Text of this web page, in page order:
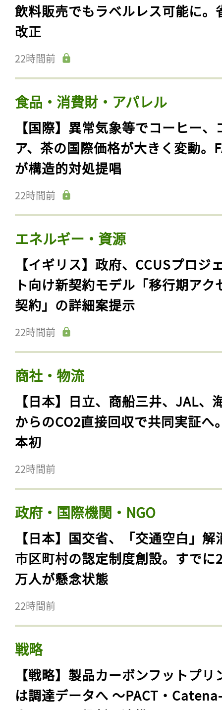
飲料販売でもラベルレス可能に。
改正
22時間前
食品・消費財・アパレル
【国際】異常気象等でコーヒー、
ア、茶の国際価格が大きく変動。
が構造的対処提唱
22時間前
エネルギー・資源
【イギリス】政府、CCUSプロジ
ト向け新契約モデル「移行期アク
契約」の詳細案提示
22時間前
商社・物流
【日本】日立、商船三井、JAL、
からのCO2直接回収で共同実証へ
本初
22時間前
政府・国際機関・NGO
【日本】国交省、「交通空白」解
市区町村の認定制度創設。すでに
万人が懸念状態
22時間前
戦略
【戦略】製品カーボンフットプリ
は調達データへ 〜PACT・